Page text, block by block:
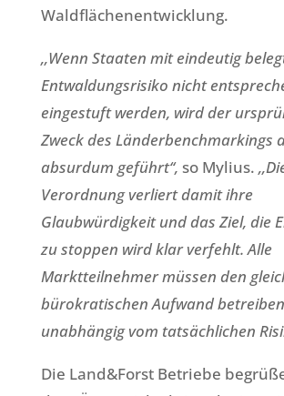
Waldflächenentwicklung.
‚‚Wenn Staaten mit eindeutig
Entwaldungsrisiko nicht
eingestuft werden, wird der
Zweck des Länderbenchmarkings
absurdum geführt‘‘, so Mylius.
Verordnung verliert damit ihre
Glaubwürdigkeit und das Ziel, die
zu stoppen wird klar verfehlt. Alle
Marktteilnehmer müssen den
bürokratischen Aufwand
unabhängig vom tatsächlichen
Die Land&Forst Betriebe